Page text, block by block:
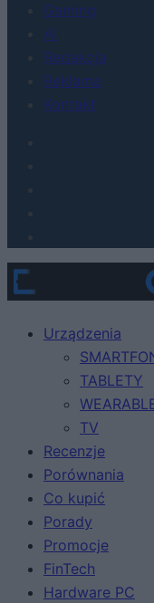
Gaming
AI
Redakcja
Reklama
Kontakt
Urządzenia
TABLETY
TV
Recenzje
Porównania
Co kupić
Porady
Promocje
FinTech
Hardware PC